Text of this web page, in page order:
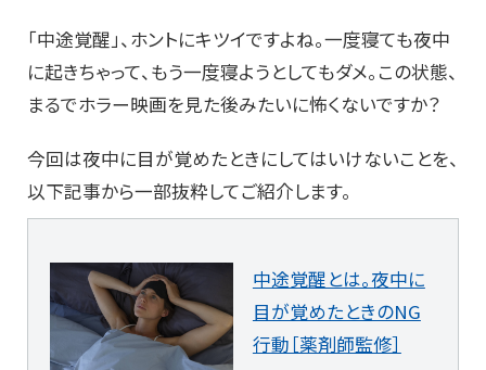
「中途覚醒」、ホントにキツイですよね。一度寝ても夜中
に起きちゃって、もう一度寝ようとしてもダメ。この状態、
まるでホラー映画を見た後みたいに怖くないですか？
今回は夜中に目が覚めたときにしてはいけないことを、
以下記事から一部抜粋してご紹介します。
中途覚醒とは。夜中に
目が覚めたときのNG
行動［薬剤師監修］